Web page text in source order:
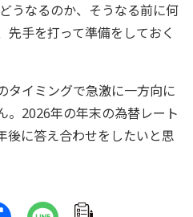
うなるのか、そうなる前に何
先手を打って準備をしておく
タイミングで急激に一方向に
。2026年の年末の為替レート
後に答え合わせをしたいと思